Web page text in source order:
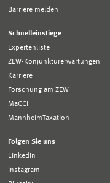
Barriere melden
Schnelleinstiege
Expertenliste
ZEW-Konjunkturerwartungen
Karriere
Forschung am ZEW
MaCCI
MannheimTaxation
Folgen Sie uns
LinkedIn
Instagram